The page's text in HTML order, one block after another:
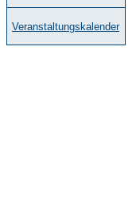
Veranstaltungskalender